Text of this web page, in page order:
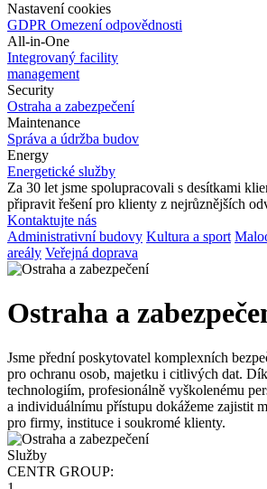
Nastavení cookies
GDPR Omezení odpovědnosti
All-in-One
Integrovaný facility
management
Security
Ostraha a zabezpečení
Maintenance
Správa a údržba budov
Energy
Energetické služby
Za 30 let jsme spolupracovali s desítkami
připravit řešení pro klienty z nejrůznějších
Kontaktujte nás
Administrativní budovy Kultura a sport
areály Veřejná doprava
Ostraha a
Jsme přední poskytovatel komplexních
pro ochranu osob, majetku i citlivých dat.
technologiím, profesionálně vyškolenému
a individuálnímu přístupu dokážeme zajistit
pro firmy, instituce i soukromé klienty.
Služby
CENTR GROUP: